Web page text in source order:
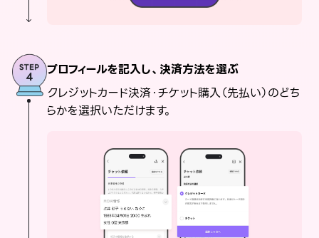
プロフィールを記入し、決済方法を選ぶ
クレジットカード決済・チケット購入（先払い）のどち
らかを選択いただけます。